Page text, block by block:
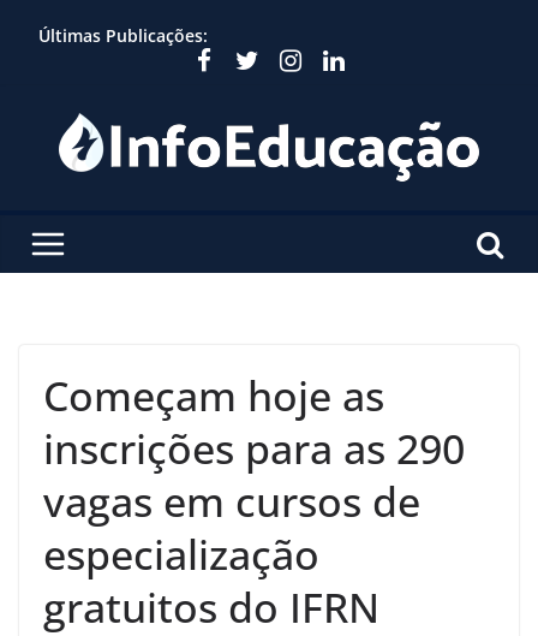
Últimas Publicações:
Começam hoje as
inscrições para as 290
vagas em cursos de
especialização
gratuitos do IFRN